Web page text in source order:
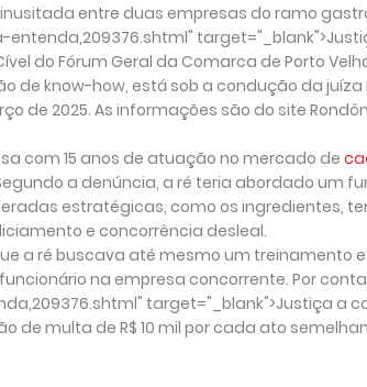
inusitada entre duas empresas do ramo
Cível do Fórum Geral da Comarca de Porto
de know-how, está sob a condução da
de 2025. As informações são do site
com 15 anos de atuação no mercado de
a denúncia, a ré teria abordado um
estratégicas, como os ingredientes,
e concorrência desleal.
a ré buscava até mesmo um treinamento
na empresa concorrente. Por
target="_blank">Justiça a
de multa de R$ 10 mil por cada ato